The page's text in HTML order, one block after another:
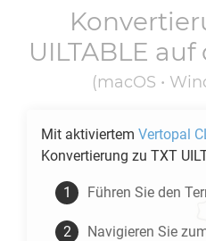
UILTABLE auf
(macOS •
Mit aktiviertem Vertopal
Konvertierung zu TXT
Führen Sie den
Navigieren Sie